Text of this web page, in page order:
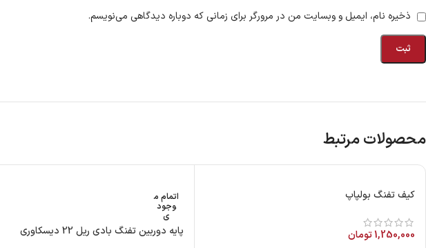
ذخیره نام، ایمیل و وبسایت من در مرورگر برای زمانی که دوباره دیدگاهی می‌نویسم.
محصولات مرتبط
کیف تفنگ بولپاپ
1,250,000تومان
اتمام م
وجود
ی
پایه دوربین تفنگ بادی ریل 22 دیسکاوری